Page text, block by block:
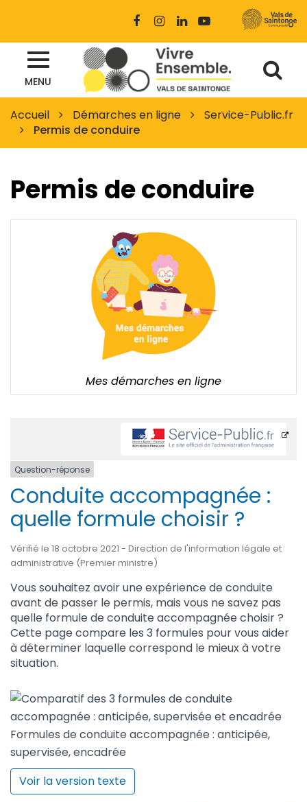
Lien
compte
Facebook
Lien
le
compte
Instagram
Lien
le
compte
Linkedin
chaîne
Youtube
MENU Site
officiel
des
Vals
de
Saintonge
à
la
Accueil Démarches en ligne
Service-Public.fr
Permis de conduire
Permis de conduire
Mes démarches en ligne
Question-réponse
Conduite accompagnée :
quelle formule choisir ?
Vérifié le 18 octobre 2021 - Direction de l'information légale et
administrative (Premier ministre)
Vous souhaitez avoir une expérience de conduite
avant de passer le permis, mais vous ne savez pas
quelle formule de conduite accompagnée choisir ?
Cette page compare les 3 formules pour vous aider
à déterminer laquelle correspond le mieux à votre
situation.
Formules de conduite accompagnée : anticipée,
supervisée, encadrée
Voir la version texte